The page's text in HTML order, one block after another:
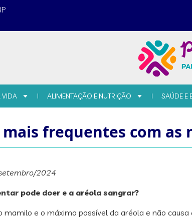
VIDA ALIMENTAÇÃO E NUTRIÇÃO SAÚDE E
frequentes com as
2024
pode doer e a aréola sangrar?
mamilo e o máximo possível da aréola e não